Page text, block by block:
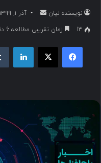
نویسنده لیان آذر ۱, ۱۳۹۹
13
زمان تقریبی مطالعه 6 دقیقه